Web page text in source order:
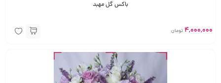
باکس گل مهبد
4,000,000 تومان